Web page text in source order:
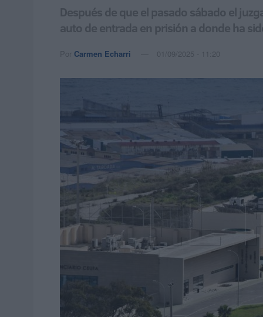
Después de que el pasado sábado el
auto de entrada en prisión a donde ha
Por Carmen Echarri 01/09/2025 - 11:20